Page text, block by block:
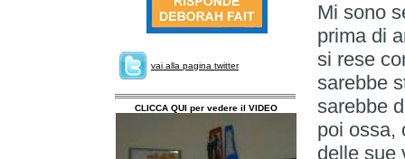
vai alla pagina twitter
CLICCA QUI per vedere il VIDEO
Mi sono
prima di
si rese
sarebbe
sarebbe
poi ossa,
delle sue